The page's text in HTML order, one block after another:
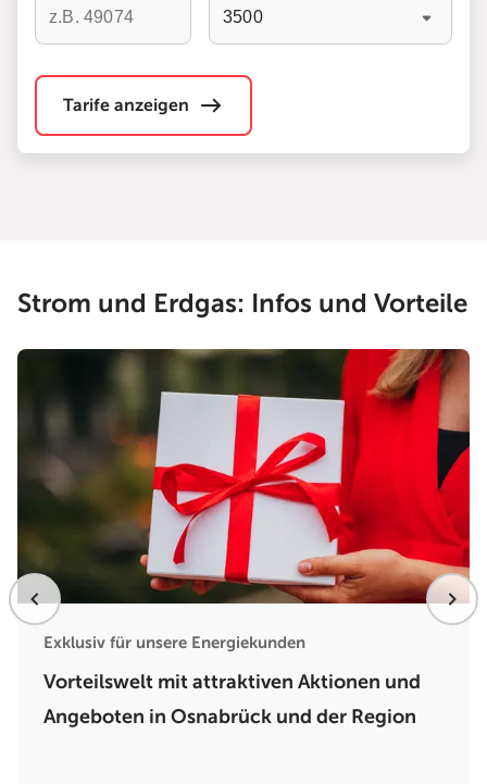
Tarife anzeigen
Strom und Erdgas: Infos und Vorteile
Exklusiv für unsere Energiekunden
Vorteilswelt mit attraktiven Aktionen und
Angeboten in Osnabrück und der Region